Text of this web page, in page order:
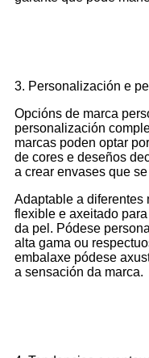
3. Personalización e
Opcións de marca
personalización
marcas poden optar
de cores e deseños
a crear envases que
Adaptable a diferentes
flexible e axeitado
da pel. Pódese
alta gama ou
embalaxe pódese
a sensación da marca.